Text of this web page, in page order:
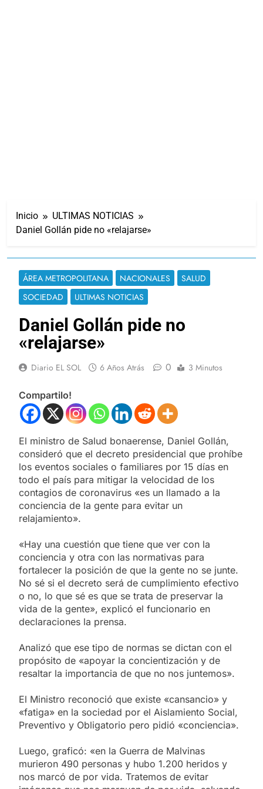
Inicio
ULTIMAS NOTICIAS
Daniel Gollán pide no «relajarse»
ÁREA METROPOLITANA NACIONALES
SALUD
SOCIEDAD
ULTIMAS NOTICIAS
Daniel Gollán pide no
«relajarse»
Diario EL SOL 6 Años Atrás 0 3 Minutos
Compartilo!
El ministro de Salud bonaerense, Daniel Gollán,
consideró que el decreto presidencial que prohíbe
los eventos sociales o familiares por 15 días en
todo el país para mitigar la velocidad de los
contagios de coronavirus «es un llamado a la
conciencia de la gente para evitar un
relajamiento».
«Hay una cuestión que tiene que ver con la
conciencia y otra con las normativas para
fortalecer la posición de que la gente no se junte.
No sé si el decreto será de cumplimiento efectivo
o no, lo que sé es que se trata de preservar la
vida de la gente», explicó el funcionario en
declaraciones la prensa.
Analizó que ese tipo de normas se dictan con el
propósito de «apoyar la concientización y de
resaltar la importancia de que no nos juntemos».
El Ministro reconoció que existe «cansancio» y
«fatiga» en la sociedad por el Aislamiento Social,
Preventivo y Obligatorio pero pidió «conciencia».
Luego, graficó: «en la Guerra de Malvinas
murieron 490 personas y hubo 1.200 heridos y
nos marcó de por vida. Tratemos de evitar